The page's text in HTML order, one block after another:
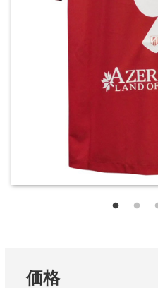
価格